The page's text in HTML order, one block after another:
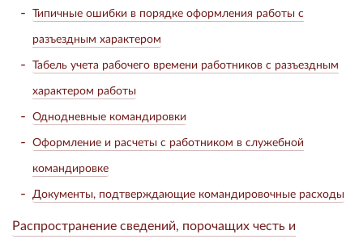
Типичные ошибки в порядке оформления работы с
разъездным характером
Табель учета рабочего времени работников с разъездным
характером работы
Однодневные командировки
Оформление и расчеты с работником в служебной
командировке
Документы, подтверждающие командировочные расходы
Распространение сведений, порочащих честь и